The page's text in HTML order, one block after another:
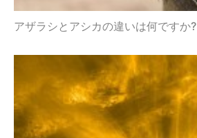
アザラシとアシカの違いは何ですか?